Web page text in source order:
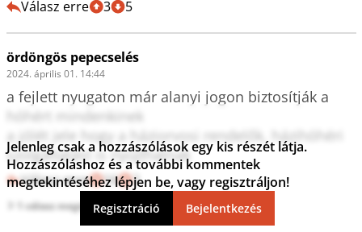
Válasz erre 3 5
ördöngös pepecselés
2024. április 01. 14:44
a fejlett nyugaton már alanyi jogon biztosítják a
hóhért mindenkinek
a jólét jele hogy a háziorvosi rendelők, házihóhéri
szolgáltatást is nyújthatnak
Válasz erre 16 2
1 válasz megtekintése
Jelenleg csak a hozzászólások egy kis részét látja.
Hozzászóláshoz és a további kommentek
megtekintéséhez lépjen be, vagy regisztráljon!
Regisztráció Bejelentkezés